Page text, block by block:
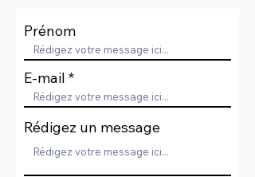
Prénom
E-mail
Rédigez un message